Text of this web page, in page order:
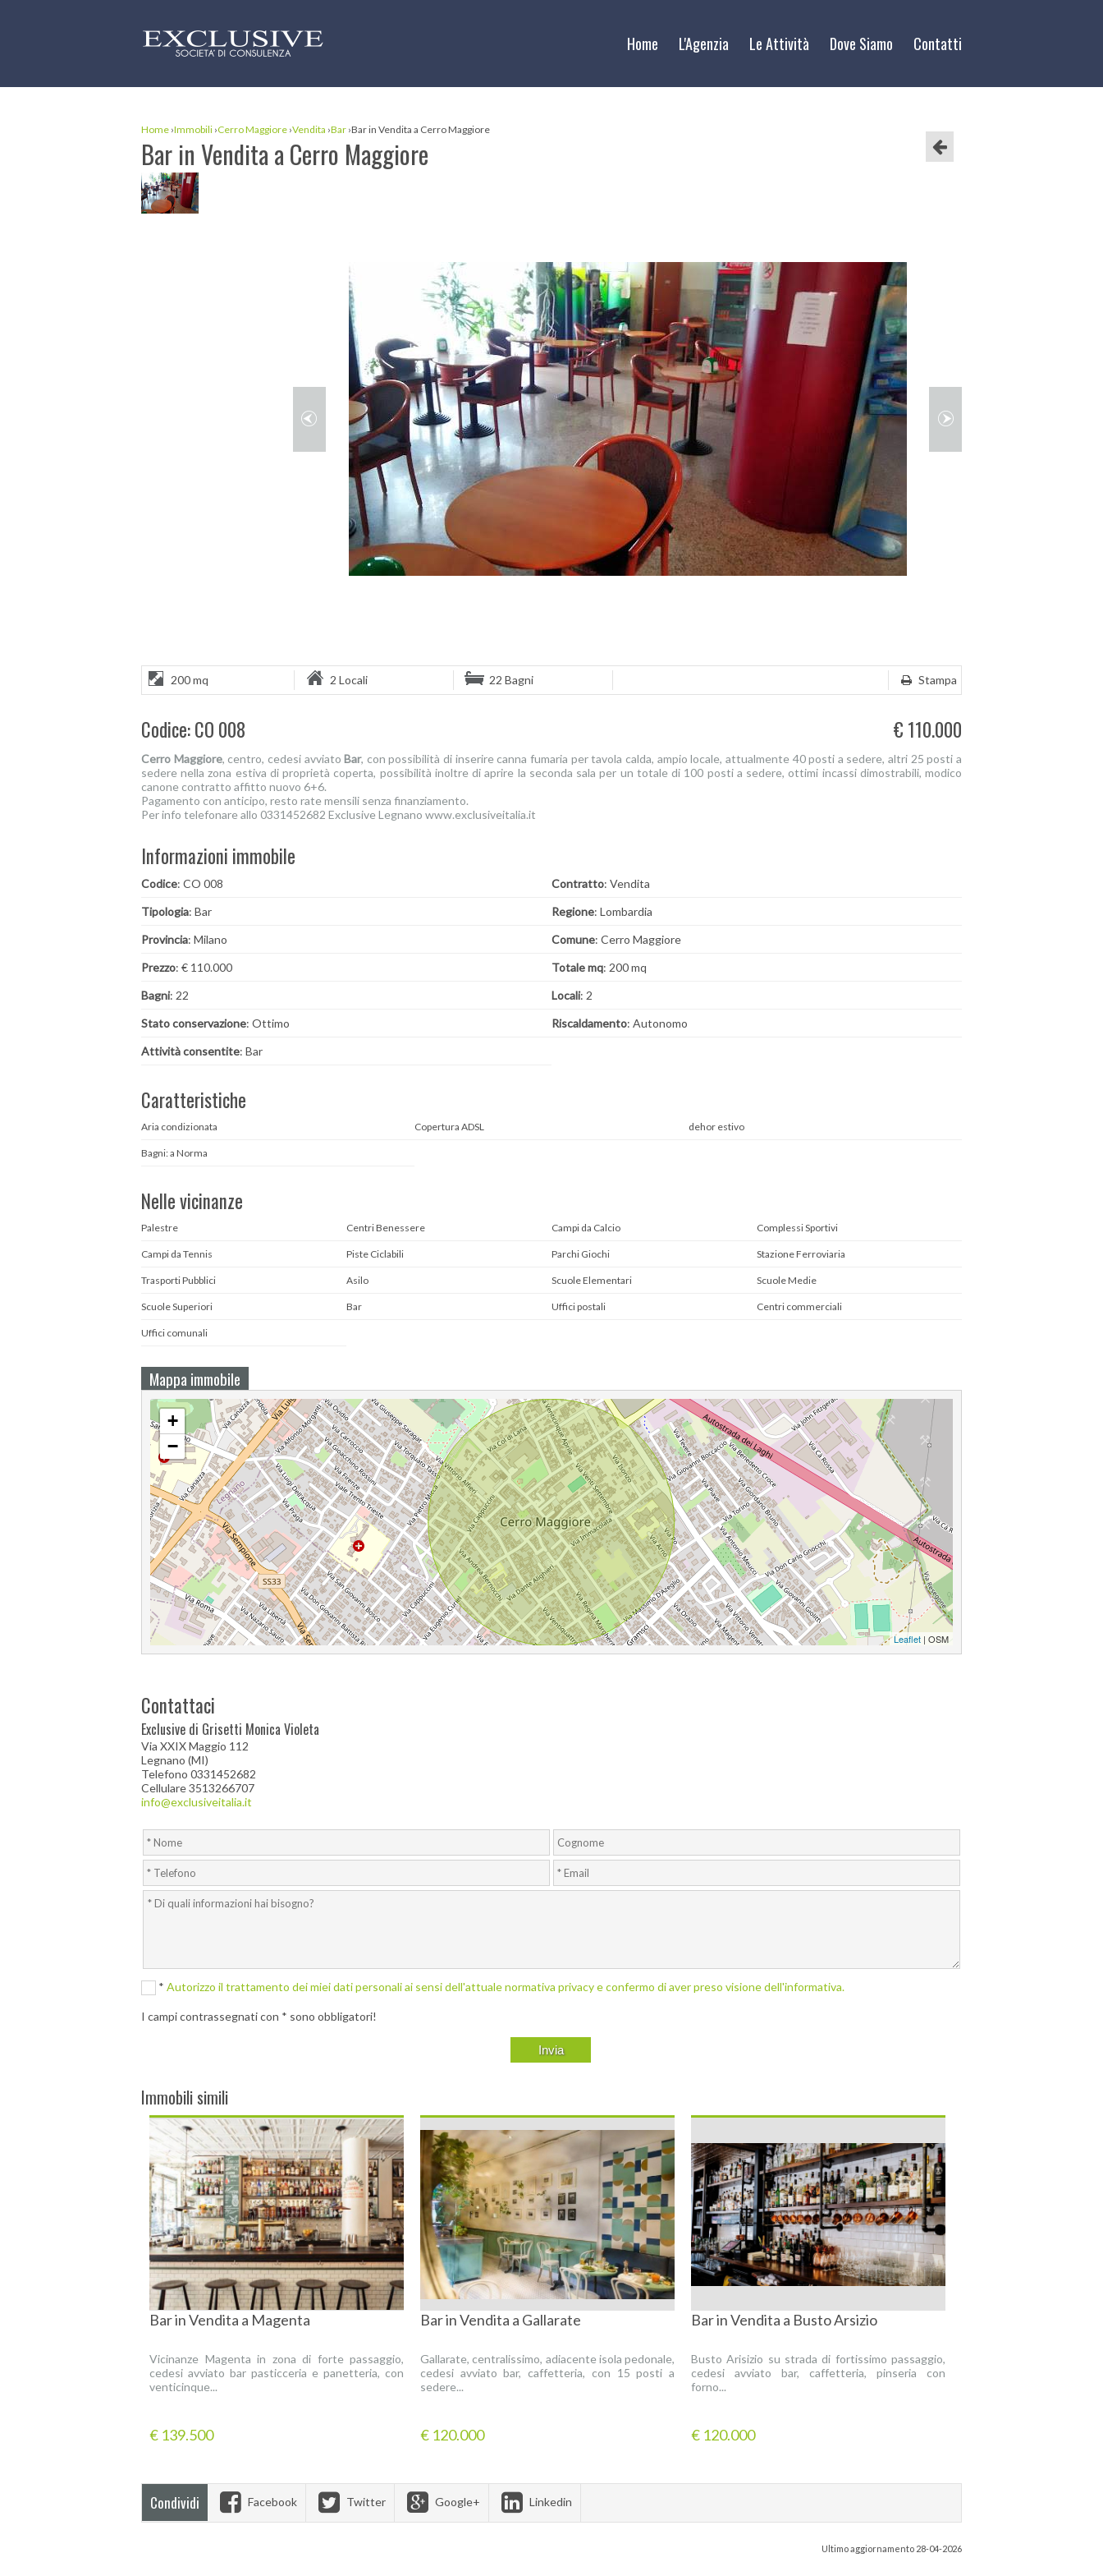
Home L'Agenzia Le Attività Dove Siamo Contatti
Home ›Immobili ›Cerro Maggiore ›Vendita ›Bar ›Bar in Vendita a Cerro Maggiore
Bar in Vendita a Cerro Maggiore
200 mq 2 Locali 22 Bagni Stampa
Codice: CO 008 € 110.000
Cerro Maggiore, centro, cedesi avviatoBar, con possibilità di inserire canna fumaria per tavola calda, ampio locale, attualmente 40 posti a sedere, altri 25 posti a
sedere nella zona estiva di proprietà coperta, possibilità inoltre di aprire la seconda sala per un totale di 100 posti a sedere, ottimi incassi dimostrabili, modico
canone contratto affitto nuovo 6+6.
Pagamento con anticipo, resto rate mensili senza finanziamento.
Per info telefonare allo 0331452682 Exclusive Legnano www.exclusiveitalia.it
Informazioni immobile
Codice: CO 008 Contratto: Vendita
Tipologia: Bar Regione: Lombardia
Provincia: Milano Comune: Cerro Maggiore
Prezzo: € 110.000 Totale mq: 200 mq
Bagni: 22 Locali: 2
Stato conservazione: Ottimo Riscaldamento: Autonomo
Attività consentite: Bar
Caratteristiche
Aria condizionata Copertura ADSL dehor estivo
Bagni: a Norma
Nelle vicinanze
Palestre Centri Benessere Campi da Calcio Complessi Sportivi
Campi da Tennis Piste Ciclabili Parchi Giochi Stazione Ferroviaria
Trasporti Pubblici Asilo Scuole Elementari Scuole Medie
Scuole Superiori Bar Uffici postali Centri commerciali
Uffici comunali
Mappa immobile
+
−
Leaflet | OSM
Contattaci
Exclusive di Grisetti Monica Violeta
Via XXIX Maggio 112
Legnano (MI)
Telefono 0331452682
Cellulare 3513266707
info@exclusiveitalia.it
* Autorizzo il trattamento dei miei dati personali ai sensi dell'attuale normativa privacy e confermo di aver preso visione dell'informativa.
I campi contrassegnati con * sono obbligatori!
Immobili simili
Bar in Vendita a Magenta
Vicinanze Magenta in zona di forte passaggio,
cedesi avviato bar pasticceria e panetteria, con
venticinque...
€ 139.500
Bar in Vendita a Gallarate
Gallarate, centralissimo, adiacente isola pedonale,
cedesi avviato bar, caffetteria, con 15 posti a
sedere...
€ 120.000
Bar in Vendita a Busto Arsizio
Busto Arisizio su strada di fortissimo passaggio,
cedesi avviato bar, caffetteria, pinseria con
forno...
€ 120.000
Condividi Facebook Twitter Google+ Linkedin
Ultimo aggiornamento 28-04-2026